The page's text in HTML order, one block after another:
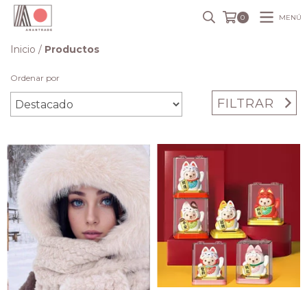
0 MENÚ
Inicio / Productos
Ordenar por
FILTRAR